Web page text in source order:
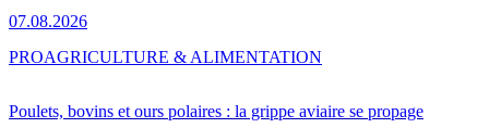
07.08.2026
Poulets, bovins et ours polaires : la grippe aviaire se propage
PROAGRICULTURE & ALIMENTATION